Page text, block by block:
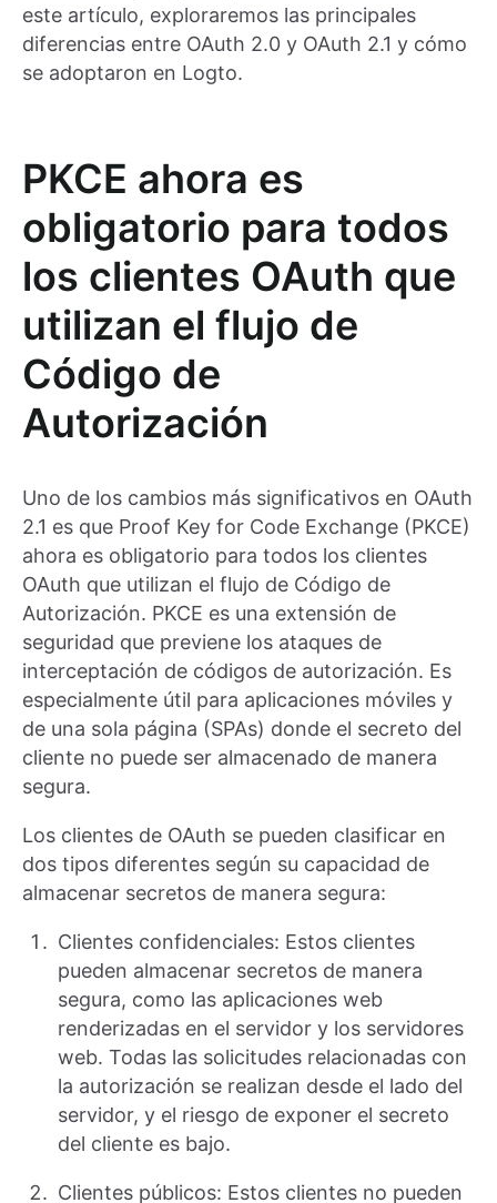
este artículo, exploraremos las principales
diferencias entre OAuth 2.0 y OAuth 2.1 y cómo
se adoptaron en Logto.
PKCE ahora es
obligatorio para todos
los clientes OAuth que
utilizan el flujo de
Código de
Autorización
Uno de los cambios más significativos en OAuth
2.1 es que Proof Key for Code Exchange (PKCE)
ahora es obligatorio para todos los clientes
OAuth que utilizan el flujo de Código de
Autorización. PKCE es una extensión de
seguridad que previene los ataques de
interceptación de códigos de autorización. Es
especialmente útil para aplicaciones móviles y
de una sola página (SPAs) donde el secreto del
cliente no puede ser almacenado de manera
segura.
Los clientes de OAuth se pueden clasificar en
dos tipos diferentes según su capacidad de
almacenar secretos de manera segura:
Clientes confidenciales: Estos clientes
pueden almacenar secretos de manera
segura, como las aplicaciones web
renderizadas en el servidor y los servidores
web. Todas las solicitudes relacionadas con
la autorización se realizan desde el lado del
servidor, y el riesgo de exponer el secreto
del cliente es bajo.
Clientes públicos: Estos clientes no pueden